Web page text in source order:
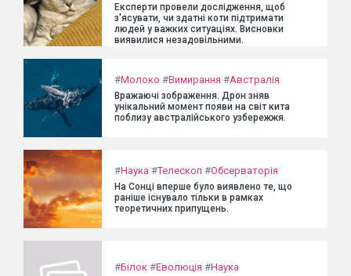
Експерти провели дослідження, щоб
з'ясувати, чи здатні коти підтримати
людей у важких ситуаціях. Висновки
виявилися незадовільними.
#Молоко #Вимирання #Австралія
Вражаючі зображення. Дрон зняв
унікальний момент появи на світ кита
поблизу австралійського узбережжя.
#Наука #Телескоп #Обсерваторія
На Сонці вперше було виявлено те, що
раніше існувало тільки в рамках
теоретичних припущень.
#Білок #Еволюція #Наука